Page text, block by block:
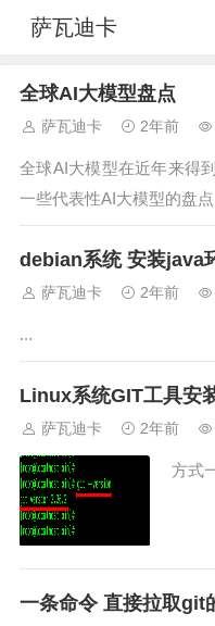
萨瓦迪卡
全球AI大模型盘点
萨瓦迪卡 2年前
全球AI大模型在近年来得
一些代表性AI大模型的盘
debian系统 安装java
萨瓦迪卡 2年前
...
Linux系统GIT⼯具安
萨瓦迪卡 2年前
⽅式
一条命令 直接拉取git